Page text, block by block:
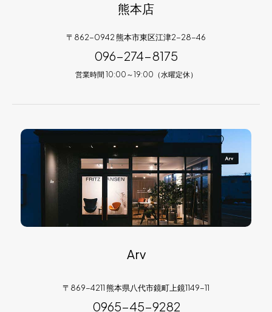
熊本店
〒862-0942 熊本市東区江津2-28-46
096-274-8175
営業時間 10:00～19:00（水曜定休）
Arv
〒869-4211 熊本県八代市鏡町上鏡1149-11
0965-45-9282